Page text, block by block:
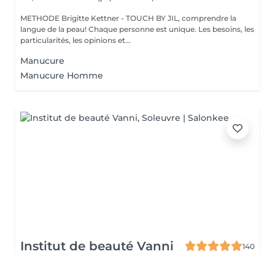
METHODE Brigitte Kettner - TOUCH BY JIL, comprendre la
langue de la peau! Chaque personne est unique. Les besoins, les
particularités, les opinions et...
Manucure
Manucure Homme
Institut de beauté Vanni
140